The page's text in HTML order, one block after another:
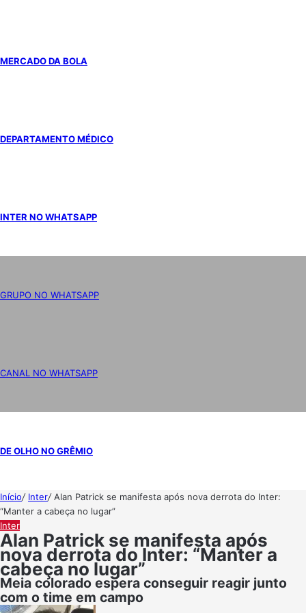
MERCADO DA BOLA
DEPARTAMENTO MÉDICO
INTER NO WHATSAPP
GRUPO NO WHATSAPP
CANAL NO WHATSAPP
DE OLHO NO GRÊMIO
Início/ Inter/Alan Patrick se manifesta após nova derrota do Inter:
“Manter a cabeça no lugar”
Inter
Alan Patrick se manifesta após
nova derrota do Inter: “Manter a
cabeça no lugar”
Meia colorado espera conseguir reagir junto
com o time em campo